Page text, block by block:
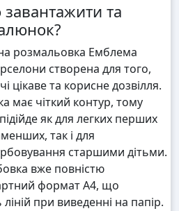
та
розмальовка Емблема
створена для того,
цікаве та корисне дозвілля.
має чіткий контур, тому
як для легких перших
так і для
старшими дітьми.
вже повністю
формат А4, що
ліній при виведенні на папір.